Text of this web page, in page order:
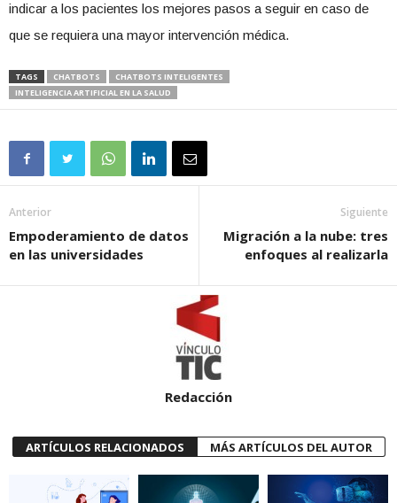
indicar a los pacientes los mejores pasos a seguir en caso de
que se requiera una mayor intervención médica.
TAGS CHATBOTS
CHATBOTS INTELIGENTES
INTELIGENCIA ARTIFICIAL EN LA SALUD
Anterior
Empoderamiento de datos
en las universidades
Siguiente
Migración a la nube: tres
enfoques al realizarla
Redacción
ARTÍCULOS RELACIONADOS MÁS ARTÍCULOS DEL AUTOR